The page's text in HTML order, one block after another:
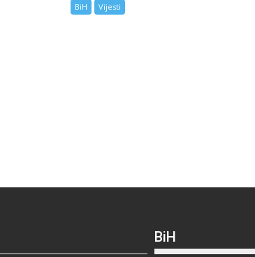
BiH Vijesti
BiH